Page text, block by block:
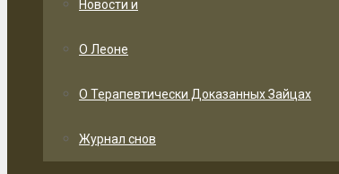
Новости и
О Леоне
О Терапевтически Доказанных Зайцах
Журнал снов